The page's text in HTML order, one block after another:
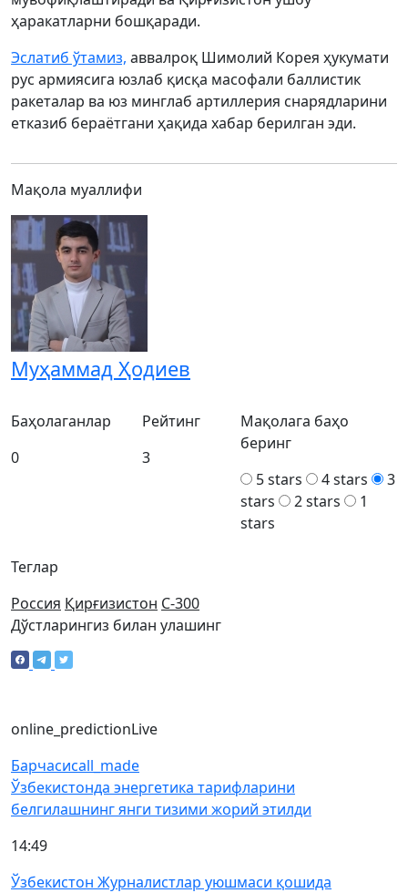
ҳаракатларни бошқаради.
Эслатиб ўтамиз, аввалроқ Шимолий Корея ҳукумати
рус армиясига юзлаб қисқа масофали баллистик
ракеталар ва юз минглаб артиллерия снарядларини
етказиб бераётгани ҳақида хабар берилган эди.
Мақола муаллифи
Муҳаммад Ҳодиев
Теглар
Россия Қирғизистон С-300
Баҳолаганлар
0
Рейтинг
3
Мақолага баҳо
беринг
5 stars
4 stars
3
stars
2 stars
1
stars
Дўстларингиз билан улашинг
online_predictionLive
Барчасиcall_made
Ўзбекистонда энергетика тарифларини
белгилашнинг янги тизими жорий этилди
14:49
Ўзбекистон Журналистлар уюшмаси қошида